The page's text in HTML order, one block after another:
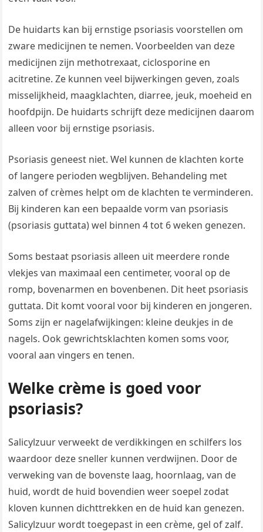
De huidarts kan bij ernstige psoriasis voorstellen om
zware medicijnen te nemen. Voorbeelden van deze
medicijnen zijn methotrexaat, ciclosporine en
acitretine. Ze kunnen veel bijwerkingen geven, zoals
misselijkheid, maagklachten, diarree, jeuk, moeheid en
hoofdpijn. De huidarts schrijft deze medicijnen daarom
alleen voor bij ernstige psoriasis.
Psoriasis geneest niet. Wel kunnen de klachten korte
of langere perioden wegblijven. Behandeling met
zalven of crèmes helpt om de klachten te verminderen.
Bij kinderen kan een bepaalde vorm van psoriasis
(psoriasis guttata) wel binnen 4 tot 6 weken genezen.
Soms bestaat psoriasis alleen uit meerdere ronde
vlekjes van maximaal een centimeter, vooral op de
romp, bovenarmen en bovenbenen. Dit heet psoriasis
guttata. Dit komt vooral voor bij kinderen en jongeren.
Soms zijn er nagelafwijkingen: kleine deukjes in de
nagels. Ook gewrichtsklachten komen soms voor,
vooral aan vingers en tenen.
Welke crème is goed voor
psoriasis?
Salicylzuur verweekt de verdikkingen en schilfers los
waardoor deze sneller kunnen verdwijnen. Door de
verweking van de bovenste laag, hoornlaag, van de
huid, wordt de huid bovendien weer soepel zodat
kloven kunnen dichttrekken en de huid kan genezen.
Salicylzuur wordt toegepast in een crème, gel of zalf.